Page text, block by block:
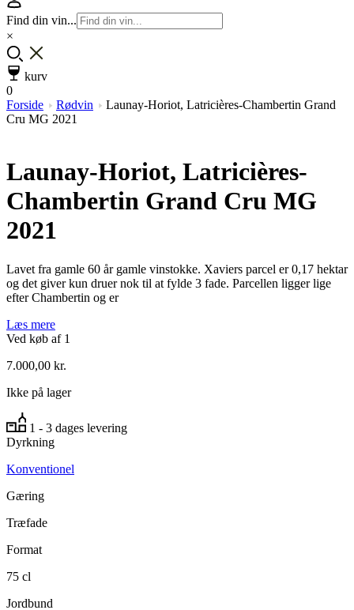
Find din vin...
×
kurv
0
Forside
Rødvin
Launay-Horiot, Latricières-Chambertin Grand
Cru MG 2021
Launay-Horiot, Latricières-
Chambertin Grand Cru MG
2021
Lavet fra gamle 60 år gamle vinstokke. Xaviers parcel er 0,17 hektar
og det giver kun druer nok til at fylde 3 fade. Parcellen ligger lige
efter Chambertin og er
Læs mere
Ved køb af 1
7.000,00 kr.
Ikke på lager
1 - 3 dages levering
Dyrkning
Konventionel
Gæring
Træfade
Format
75 cl
Jordbund